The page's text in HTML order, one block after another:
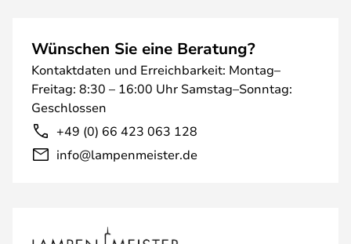
Wünschen Sie eine Beratung?
Kontaktdaten und Erreichbarkeit: Montag–
Freitag: 8:30 – 16:00 Uhr Samstag–Sonntag:
Geschlossen
+49 (0) 66 423 063 128
info@lampenmeister.de